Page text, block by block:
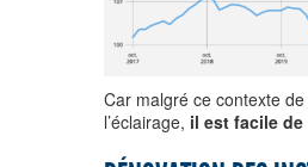
Car malgré ce contexte
l’éclairage, il est facile